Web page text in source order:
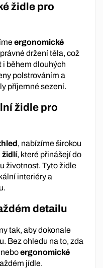
židle pro
ergonomické
držení těla, což
během dlouhých
polstrováním a
příjemné sezení.
židle pro
, nabízíme širokou
židlí, které přinášejí do
životnost. Tyto židle
interiéry a
detailu
tak, aby dokonale
Bez ohledu na to, zda
neboergonomické
jídle.